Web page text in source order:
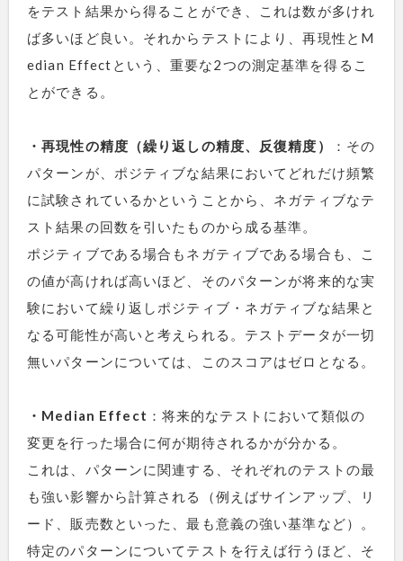
をテスト結果から得ることができ、これは数が多けれ
ば多いほど良い。それからテストにより、再現性とM
edian Effectという、重要な2つの測定基準を得るこ
とができる。
・再現性の精度（繰り返しの精度、反復精度）
：その
パターンが、ポジティブな結果においてどれだけ頻繁
に試験されているかということから、ネガティブなテ
スト結果の回数を引いたものから成る基準。
ポジティブである場合もネガティブである場合も、こ
の値が高ければ高いほど、そのパターンが将来的な実
験において繰り返しポジティブ・ネガティブな結果と
なる可能性が高いと考えられる。テストデータが一切
無いパターンについては、このスコアはゼロとなる。
・Median Effect ：将来的なテストにおいて類似の
変更を行った場合に何が期待されるかが分かる。
これは、パターンに関連する、それぞれのテストの最
も強い影響から計算される（例えばサインアップ、リ
ード、販売数といった、最も意義の強い基準など）。
特定のパターンについてテストを行えば行うほど、そ